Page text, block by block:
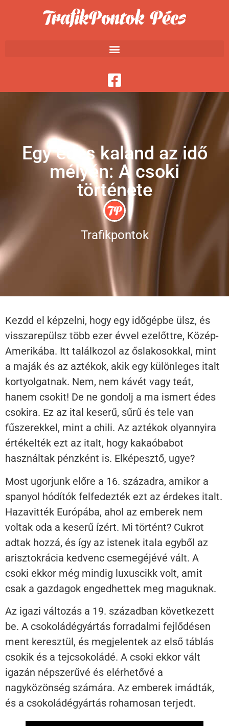
Egy édes kaland az idő
mélyén: A csoki
története
Trafikpontok
Kezdd el képzelni, hogy egy időgépbe ülsz, és
visszarepülsz több ezer évvel ezelőttre, Közép-
Amerikába. Itt találkozol az őslakosokkal, mint
a maják és az aztékok, akik egy különleges italt
kortyolgatnak. Nem, nem kávét vagy teát,
hanem csokit! De ne gondolj a ma ismert édes
csokira. Ez az ital keserű, sűrű és tele van
fűszerekkel, mint a chili. Az aztékok olyannyira
értékelték ezt az italt, hogy kakaóbabot
használtak pénzként is. Elképesztő, ugye?
Most ugorjunk előre a 16. századra, amikor a
spanyol hódítók felfedezték ezt az érdekes italt.
Hazavitték Európába, ahol az emberek nem
voltak oda a keserű ízért. Mi történt? Cukrot
adtak hozzá, és így az istenek itala egyből az
arisztokrácia kedvenc csemegéjévé vált. A
csoki ekkor még mindig luxuscikk volt, amit
csak a gazdagok engedhettek meg maguknak.
Az igazi változás a 19. században következett
be. A csokoládégyártás forradalmi fejlődésen
ment keresztül, és megjelentek az első táblás
csokik és a tejcsokoládé. A csoki ekkor vált
igazán népszerűvé és elérhetővé a
nagyközönség számára. Az emberek imádták,
és a csokoládégyártás rohamosan terjedt.